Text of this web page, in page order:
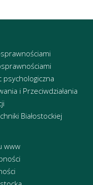
i Przeciwdziałania
Białostockiej
www